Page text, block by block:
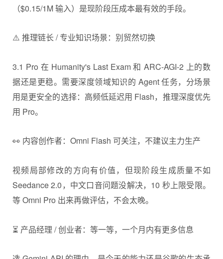
（$0.15/1M 输入）是现阶段压成本最有效的手段。
⚠️ 推理链长 / 专业知识场景：别贸然切换
3.1 Pro 在 Humanity's Last Exam 和 ARC-AGI-2 上的数
据还是更稳。需要深度领域知识的 Agent 任务，分场景
用是更安全的选择：高频低延迟用 Flash，推理深度优先
用 Pro。
👀 内容创作者：Omni Flash 可关注，不建议主力生产
视频局部修改的方向有价值，但现阶段生成质量不如
Seedance 2.0，中文口音问题没解决，10 秒上限受限。
等 Omni Pro 出来再做评估，不会太晚。
⏳ 产品经理 / 创业者：等一等，一个月内有更多信息